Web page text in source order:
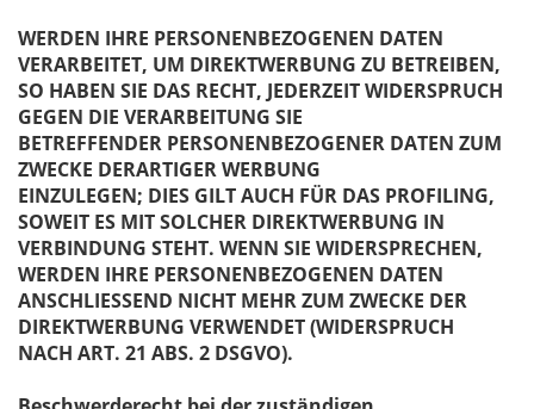
WERDEN IHRE PERSONENBEZOGENEN DATEN
VERARBEITET, UM DIREKTWERBUNG ZU BETREIBEN,
SO HABEN SIE DAS RECHT, JEDERZEIT WIDERSPRUCH
GEGEN DIE VERARBEITUNG SIE
BETREFFENDER PERSONENBEZOGENER DATEN ZUM
ZWECKE DERARTIGER WERBUNG
EINZULEGEN; DIES GILT AUCH FÜR DAS PROFILING,
SOWEIT ES MIT SOLCHER DIREKTWERBUNG IN
VERBINDUNG STEHT. WENN SIE WIDERSPRECHEN,
WERDEN IHRE PERSONENBEZOGENEN DATEN
ANSCHLIESSEND NICHT MEHR ZUM ZWECKE DER
DIREKTWERBUNG VERWENDET (WIDERSPRUCH
NACH ART. 21 ABS. 2 DSGVO).